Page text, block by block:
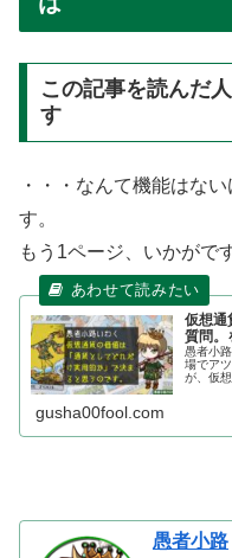
この記事を読んだ
す
・・・なんて機能はな
す。
もう1ページ、いかがで
仮想通
質問。
愚者小
場でア
が、仮
gusha00fool.com
愚者小路